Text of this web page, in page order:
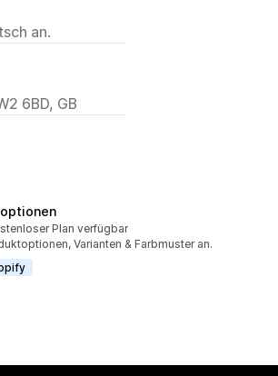
an.
6BD, GB
insgesamtPlan verfügbar
Varianten & Farbmuster an.